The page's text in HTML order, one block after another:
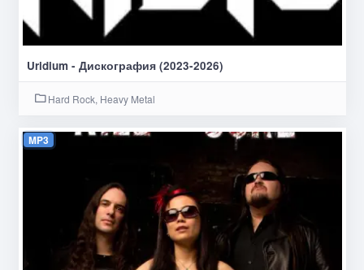
Uridium - Дискография (2023-2026)
Hard Rock, Heavy Metal
MP3